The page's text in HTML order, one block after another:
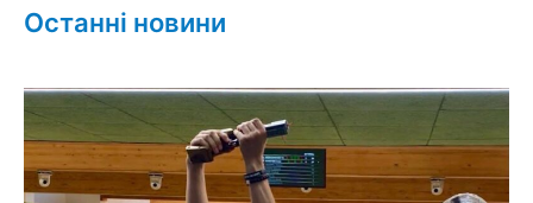
Останні новини